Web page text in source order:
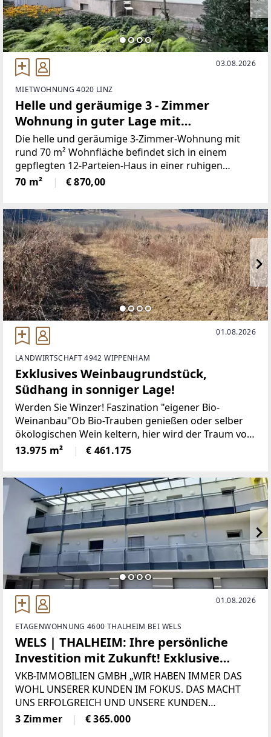
03.08.2026
MIETWOHNUNG 4020 LINZ
Helle und geräumige 3 - Zimmer
Wohnung in guter Lage mit
großzügiger Dachterrasse und Lift
Die helle und geräumige 3-Zimmer-Wohnung mit
rund 70 m² Wohnfläche befindet sich in einem
gepflegten 12-Parteien-Haus in einer ruhigen
Nebenstraße. Dank der separaten
Zimmeraufteilung eignet sich die Wohnung ideal für
70 m² € 870,00
01.08.2026
LANDWIRTSCHAFT 4942 WIPPENHAM
Exklusives Weinbaugrundstück,
Südhang in sonniger Lage!
Werden Sie Winzer! Faszination "eigener Bio-
Weinanbau"Ob Bio-Trauben genießen oder selber
ökologischen Wein keltern, hier wird der Traum vom
eigenen Weingarten Wirklichkeit!Verkauft wird ein
13975m² großes Grundstück (BIO Boden) mit
13.975 m² € 461.175
01.08.2026
ETAGENWOHNUNG 4600 THALHEIM BEI WELS
WELS | THALHEIM: Ihre persönliche
Investition mit Zukunft! Exklusive
Eigentumswohnung am begehrten
Forstberg in Thalheim bei Wels!
VKB-IMMOBILIEN GMBH „WIR HABEN IMMER DAS
WOHL UNSERER KUNDEN IM FOKUS. DAS MACHT
UNS ERFOLGREICH UND UNSERE KUNDEN
ZUFRIEDEN.“ Die derzeit vermietete
Eigentumswohnung befindet sich in begehrter
3 Zimmer € 365.000